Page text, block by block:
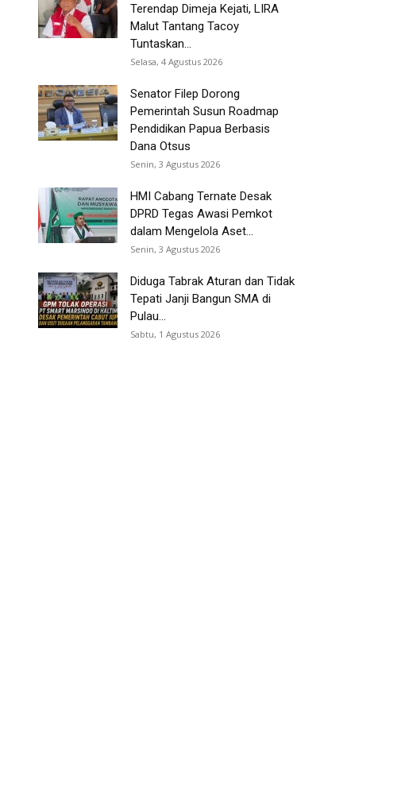
Terendap Dimeja Kejati, LIRA
Malut Tantang Tacoy
Tuntaskan...
Selasa, 4 Agustus 2026
Senator Filep Dorong
Pemerintah Susun Roadmap
Pendidikan Papua Berbasis
Dana Otsus
Senin, 3 Agustus 2026
HMI Cabang Ternate Desak
DPRD Tegas Awasi Pemkot
dalam Mengelola Aset...
Senin, 3 Agustus 2026
Diduga Tabrak Aturan dan Tidak
Tepati Janji Bangun SMA di
Pulau...
Sabtu, 1 Agustus 2026